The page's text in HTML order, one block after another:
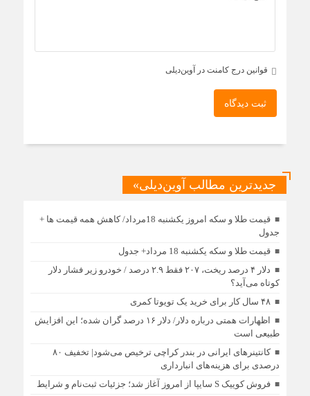
قوانین درج کامنت در آوین‌دیلی
ثبت دیدگاه
جدیدترین مطالب آوین‌دیلی»
قیمت طلا و سکه امروز یکشنبه 18مرداد/ کاهش همه قیمت ها +
جدول
قیمت طلا و سکه یکشنبه 18 مرداد+ جدول
دلار ۴ درصد ریخت، ۲۰۷ فقط ۲.۹ درصد / خودرو زیر فشار دلار
کوتاه می‌آید؟
۴۸ سال کار برای خرید یک تویوتا کمری
اظهارات همتی درباره دلار/ دلار ۱۶ درصد گران شده؛ این افزایش
طبیعی است
کانتینرهای ایرانی در بندر کراچی ترخیص می‌شود| تخفیف ۸۰
درصدی برای هزینه‌های انبارداری
فروش کوییک S سایپا از امروز آغاز شد؛ جزئیات ثبت‌نام و شرایط